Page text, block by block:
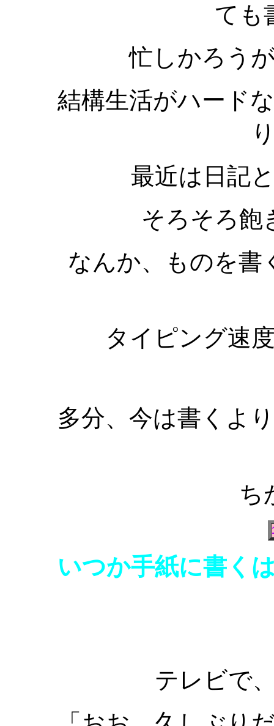
ても
忙しかろう
結構生活がハード
最近は日記
そろそろ飽
なんか、ものを書
タイピング速
多分、今は書くよ
ち
いつか手紙に書く
テレビで